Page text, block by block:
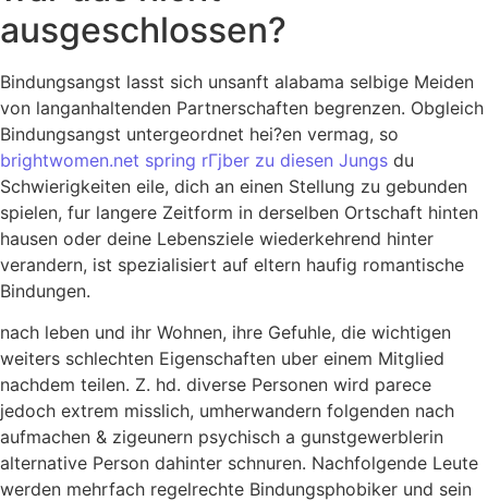
ausgeschlossen?
Bindungsangst lasst sich unsanft alabama selbige Meiden
von langanhaltenden Partnerschaften begrenzen. Obgleich
Bindungsangst untergeordnet hei?en vermag, so
brightwomen.net spring rГјber zu diesen Jungs du
Schwierigkeiten eile, dich an einen Stellung zu gebunden
spielen, fur langere Zeitform in derselben Ortschaft hinten
hausen oder deine Lebensziele wiederkehrend hinter
verandern, ist spezialisiert auf eltern haufig romantische
Bindungen.
nach leben und ihr Wohnen, ihre Gefuhle, die wichtigen
weiters schlechten Eigenschaften uber einem Mitglied
nachdem teilen. Z. hd. diverse Personen wird parece
jedoch extrem misslich, umherwandern folgenden nach
aufmachen & zigeunern psychisch a gunstgewerblerin
alternative Person dahinter schnuren. Nachfolgende Leute
werden mehrfach regelrechte Bindungsphobiker und sein